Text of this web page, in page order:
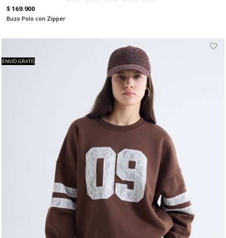
$ 169.900
Buzo Polo con Zipper
ENVÍO GRATIS